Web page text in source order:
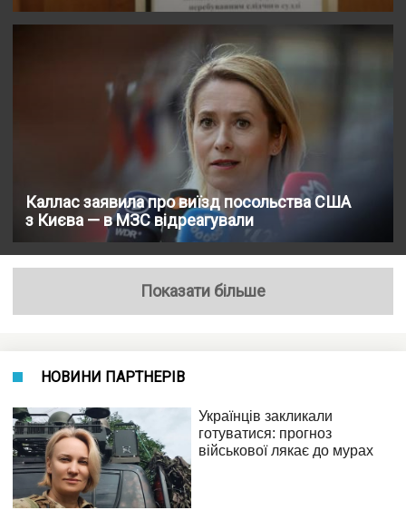
Каллас заявила про виїзд посольства США
з Києва — в МЗС відреагували
Показати більше
НОВИНИ ПАРТНЕРІВ